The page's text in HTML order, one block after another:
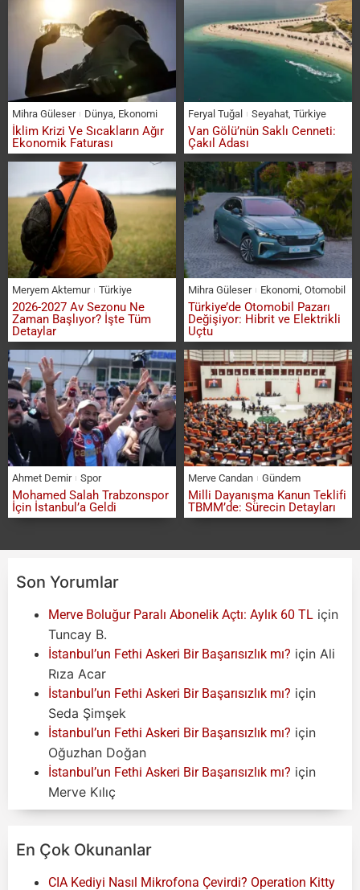
Mihra Güleser Dünya, Ekonomi
İklim Krizi Ve Sıcakların Ağır
Ekonomik Faturası
Feryal Tuğal Seyahat, Türkiye
Van Gölü’nün Saklı Cenneti:
Çakıl Adası
Meryem Aktemur Türkiye
2026-2027 Av Sezonu Ne
Zaman Başlıyor? İşte Tüm
Detaylar
Mihra Güleser Ekonomi, Otomobil
Türkiye’de Otomobil Pazarı
Değişiyor: Hibrit ve Elektrikli
Uçtu
Ahmet Demir Spor
Mohamed Salah Trabzonspor
İçin İstanbul’a Geldi
Merve Candan Gündem
Milli Dayanışma Kanun Teklifi
TBMM’de: Sürecin Detayları
Son Yorumlar
Merve Boluğur Paralı Abonelik Açtı: Aylık 60 TL için
Tuncay B.
İstanbul’un Fethi Askeri Bir Başarısızlık mı? için Ali
Rıza Acar
İstanbul’un Fethi Askeri Bir Başarısızlık mı? için
Seda Şimşek
İstanbul’un Fethi Askeri Bir Başarısızlık mı? için
Oğuzhan Doğan
İstanbul’un Fethi Askeri Bir Başarısızlık mı? için
Merve Kılıç
En Çok Okunanlar
CIA Kediyi Nasıl Mikrofona Çevirdi? Operation Kitty